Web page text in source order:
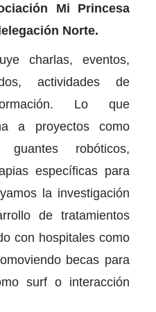
Mi Princesa
Norte.
charlas, eventos,
actividades de
Lo que
a proyectos como
guantes robóticos,
específicas para
la investigación
de tratamientos
con hospitales como
becas para
surf o interacción